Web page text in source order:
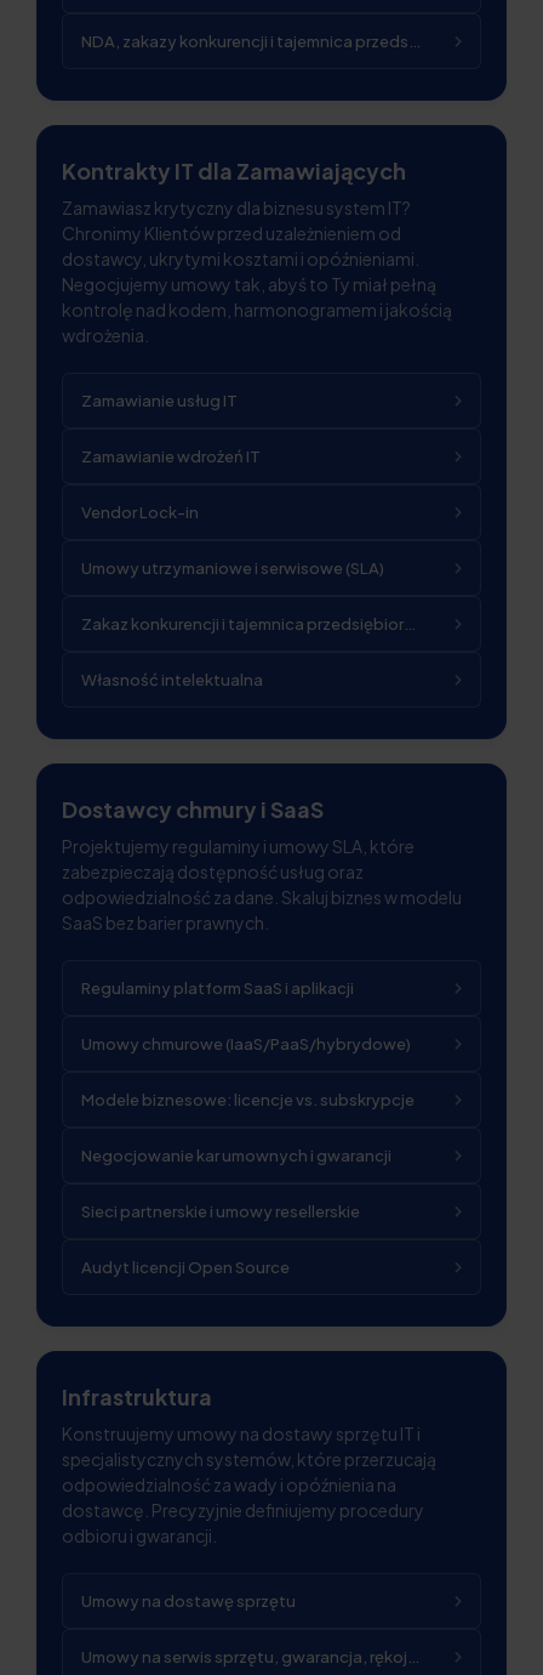
NDA, zakazy konkurencji i tajemnica przedsiębiorstwa
Kontrakty IT dla Zamawiających
Zamawiasz krytyczny dla biznesu system IT?
Chronimy Klientów przed uzależnieniem od
dostawcy, ukrytymi kosztami i opóźnieniami.
Negocjujemy umowy tak, abyś to Ty miał pełną
kontrolę nad kodem, harmonogramem i jakością
wdrożenia.
Zamawianie usług IT
Zamawianie wdrożeń IT
Vendor Lock-in
Umowy utrzymaniowe i serwisowe (SLA)
Zakaz konkurencji i tajemnica przedsiębiorstwa
Własność intelektualna
Dostawcy chmury i SaaS
Projektujemy regulaminy i umowy SLA, które
zabezpieczają dostępność usług oraz
odpowiedzialność za dane. Skaluj biznes w modelu
SaaS bez barier prawnych.
Regulaminy platform SaaS i aplikacji
Umowy chmurowe (IaaS/PaaS/hybrydowe)
Modele biznesowe: licencje vs. subskrypcje
Negocjowanie kar umownych i gwarancji
Sieci partnerskie i umowy resellerskie
Audyt licencji Open Source
Infrastruktura
Konstruujemy umowy na dostawy sprzętu IT i
specjalistycznych systemów, które przerzucają
odpowiedzialność za wady i opóźnienia na
dostawcę. Precyzyjnie definiujemy procedury
odbioru i gwarancji.
Umowy na dostawę sprzętu
Umowy na serwis sprzętu, gwarancja, rękojmia